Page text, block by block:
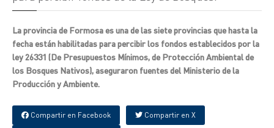
La provincia de Formosa es una de las siete provincias que hasta la
fecha están habilitadas para percibir los fondos establecidos por la
ley 26331 (De Presupuestos Mínimos, de Protección Ambiental de
los Bosques Nativos), aseguraron fuentes del Ministerio de la
Producción y Ambiente.
Compartir en Facebook Compartir en X